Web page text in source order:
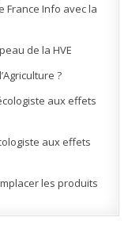
France Info avec la
de la HVE
?
aux effets
aux effets
les produits